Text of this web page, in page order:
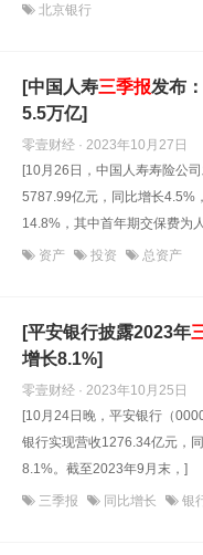
北京银行
[中国人寿三季报发布
5.5万亿]
零壹财经 · 2023年10月27日
[10月26日，中国人寿寿险公
5787.99亿元，同比增长4.5%
14.8%，其中首年期交保费为
资产 投资 总资产
[平安银行披露2023年
增长8.1%]
零壹财经 · 2023年10月25日
[10月24日晚，平安银行（
银行实现营收1276.34亿元，
8.1%。截至2023年9月末，]
三季报 同比增长 银